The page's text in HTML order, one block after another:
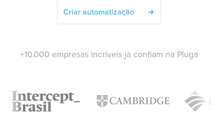
Criar automatização
+10.000 empresas incríveis já confiam na Pluga